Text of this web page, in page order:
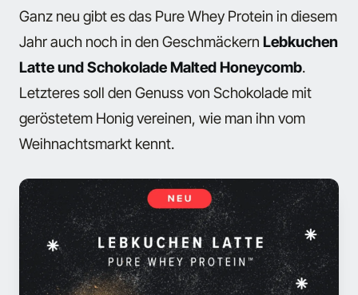
Ganz neu gibt es das Pure Whey Protein in diesem
Jahr auch noch in den Geschmäckern Lebkuchen
Latte und Schokolade Malted Honeycomb.
Letzteres soll den Genuss von Schokolade mit
geröstetem Honigvereinen, wie man ihn vom
Weihnachtsmarkt kennt.